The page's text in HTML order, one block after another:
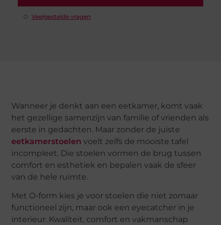
Veelgestelde vragen
Wanneer je denkt aan een eetkamer, komt vaak
het gezellige samenzijn van familie of vrienden als
eerste in gedachten. Maar zonder de juiste
eetkamerstoelen voelt zelfs de mooiste tafel
incompleet. Die stoelen vormen de brug tussen
comfort en esthetiek en bepalen vaak de sfeer
van de hele ruimte.
Met O-form kies je voor stoelen die niet zomaar
functioneel zijn, maar ook een eyecatcher in je
interieur. Kwaliteit, comfort en vakmanschap